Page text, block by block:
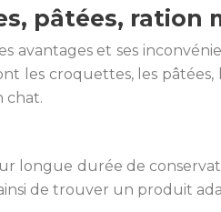
pâtées, ration
et ses
les croquettes, les
chat.
longue durée de
de trouver un produit